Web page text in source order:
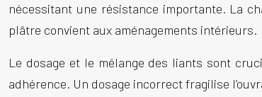
nécessitant une résistance importante. La
plâtre convient aux aménagements intérieurs.
Le dosage et le mélange des liants sont
adhérence. Un dosage incorrect fragilise